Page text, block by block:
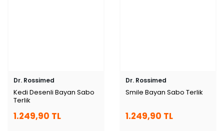
Dr. Rossimed
Kedi Desenli Bayan Sabo
Terlik
1.249,90 TL
Dr. Rossimed
Smile Bayan Sabo Terlik
1.249,90 TL